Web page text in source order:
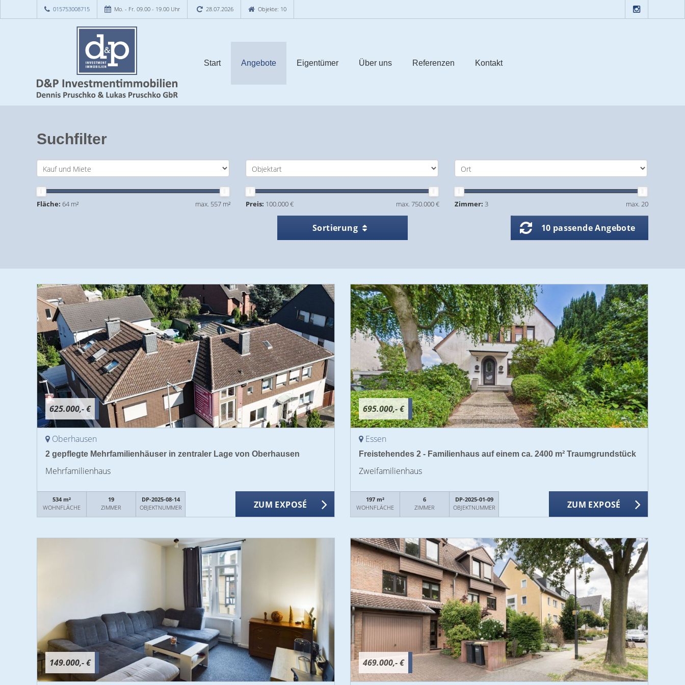
015753008715 Mo. - Fr. 09.00 - 19.00 Uhr 28.07.2026 Objekte: 10
Start Angebote Eigentümer Über uns Referenzen Kontakt
Suchfilter
Fläche: 64 m² max. 557 m² Preis: 100.000 € max. 750.000 € Zimmer: 3 max. 20
Sortierung 10 passende Angebote
625.000,- €
Oberhausen
2 gepflegte Mehrfamilienhäuser in zentraler Lage von Oberhausen
Mehrfamilienhaus
534 m²
WOHNFLÄCHE
19
ZIMMER
DP-2025-08-14
OBJEKTNUMMER
ZUM EXPOSÉ
695.000,- €
Essen
Freistehendes 2 - Familienhaus auf einem ca. 2400 m² Traumgrundstück
Zweifamilienhaus
197 m²
WOHNFLÄCHE
6
ZIMMER
DP-2025-01-09
OBJEKTNUMMER
ZUM EXPOSÉ
149.000,- € 469.000,- €